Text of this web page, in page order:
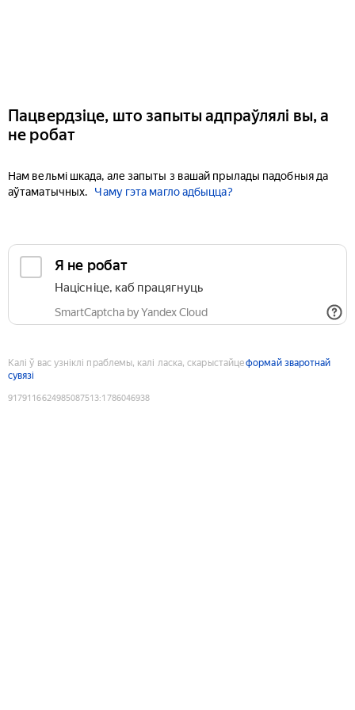
Пацвердзіце, што запыты адпраўлялі вы, а
не робат
Нам вельмі шкада, але запыты з вашай прылады падобныя да
аўтаматычных.
Чаму гэта магло адбыцца?
Я не робат
Націсніце, каб працягнуць
SmartCaptcha by Yandex Cloud
Калі ў вас узніклі праблемы, калі ласка, скарыстайцеформай зваротнай
сувязі
9179116624985087513:1786046938